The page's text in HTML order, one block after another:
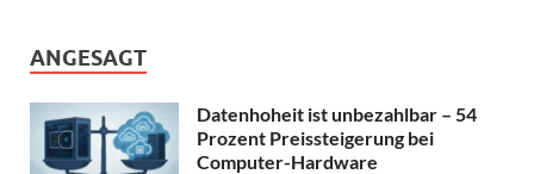
ANGESAGT
Datenhoheit ist unbezahlbar – 54
Prozent Preissteigerung bei
Computer-Hardware